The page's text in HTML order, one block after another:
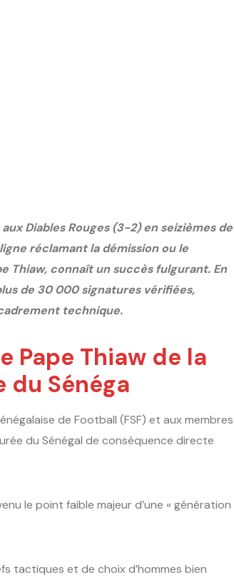
Diables Rouges (3-2) en seizièmes de
réclamant la démission ou le
Thiaw, connaît un succès fulgurant. En
de 30 000 signatures vérifiées,
technique.
Pape Thiaw de la
du Sénéga
de Football (FSF) et aux membres
du Sénégal de conséquence directe
le point faible majeur d’une « génération
tactiques et de choix d’hommes bien